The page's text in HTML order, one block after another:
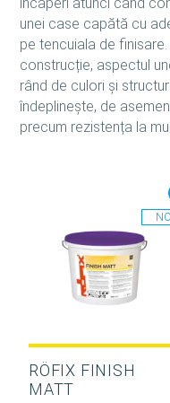
unei case capătă cu
pe tencuiala de
construcție, aspectul
rând de culori și
îndeplinește, de
precum rezistența la
RÖFIX FINISH
MATT